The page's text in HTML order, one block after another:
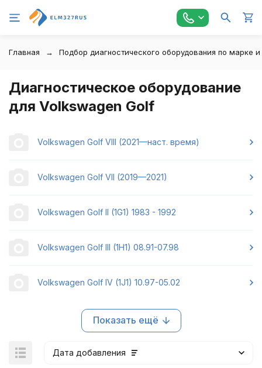
Главная Подбор диагностического оборудования по марке
Диагностическое оборудование
для Volkswagen Golf
Volkswagen Golf VIII (2021—наст. время)
Volkswagen Golf VII (2019—2021)
Volkswagen Golf II (1G1) 1983 - 1992
Volkswagen Golf III (1H1) 08.91-07.98
Volkswagen Golf IV (1J1) 10.97-05.02
Показать ещё
Дата добавления